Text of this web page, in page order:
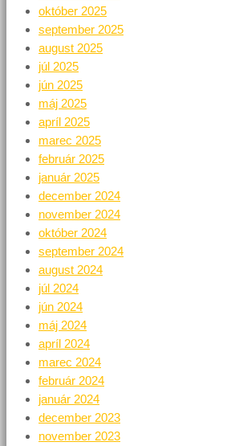
október 2025
september 2025
august 2025
júl 2025
jún 2025
máj 2025
apríl 2025
marec 2025
február 2025
január 2025
december 2024
november 2024
október 2024
september 2024
august 2024
júl 2024
jún 2024
máj 2024
apríl 2024
marec 2024
február 2024
január 2024
december 2023
november 2023